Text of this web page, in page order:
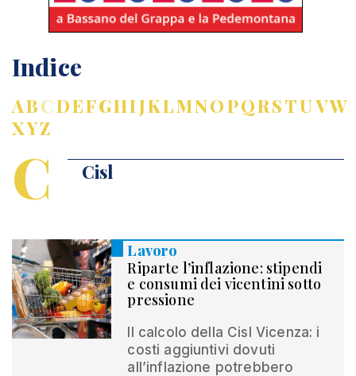
Indice
ABCDEFGHIJKLMNOPQRSTUVW
XYZ
C Cisl
Lavoro
Riparte l’inflazione: stipendi
e consumi dei vicentini sotto
pressione
Il calcolo della Cisl Vicenza: i
costi aggiuntivi dovuti
all’inflazione potrebbero